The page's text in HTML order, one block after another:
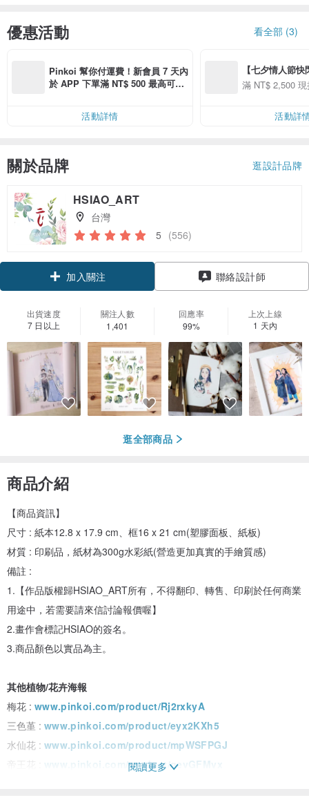
優惠活動 看全部 (3)
Pinkoi 幫你付運費！新會員 7 天內
於 APP 下單滿 NT$ 500 最高可折
活動詳情
【七夕情人節
用 APP 購買任
滿 NT$ 2,500
活動詳
關於品牌 逛設計品牌
HSIAO_ART
台灣
5 (556)
加入關注 聯絡設計師
出貨速度
7 日以上
關注人數
1,401
回應率
99%
上次上線
1 天內
逛全部商品
商品介紹
【商品資訊】
尺寸 : 紙本12.8 x 17.9 cm、框16 x 21 cm(塑膠面板、紙板)
材質 : 印刷品，紙材為300g水彩紙(營造更加真實的手繪質感)
備註 :
1.【作品版權歸HSIAO_ART所有，不得翻印、轉售、印刷於任何商業
用途中，若需要請來信討論報價喔】
2.畫作會標記HSIAO的簽名。
3.商品顏色以實品為主。
其他植物/花卉海報
梅花 : www.pinkoi.com/product/Rj2rxkyA
三色堇 : www.pinkoi.com/product/eyx2KXh5
水仙花 : www.pinkoi.com/product/mpWSFPGJ
帝王花 :
www.pinkoi.com/product/gevGFMvx
閱讀更多